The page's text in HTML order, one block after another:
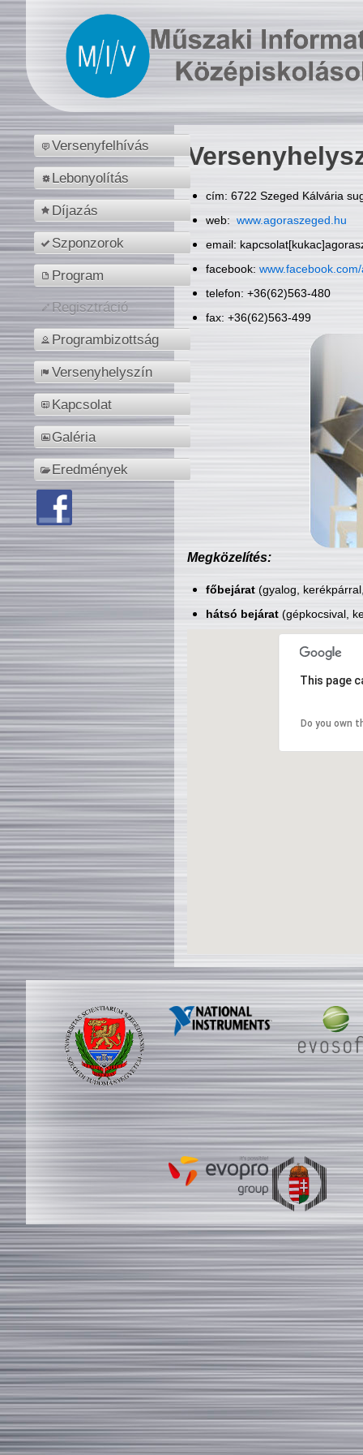
Versenyfelhívás
Lebonyolítás
Díjazás
Szponzorok
Program
Regisztráció
Programbizottság
Versenyhelyszín
Kapcsolat
Galéria
Eredmények
cím: 6722 Szeged Kálvária
web: www.agoraszeged.hu
email:
facebook:
telefon: +36(62)563-480
fax: +36(62)563-499
Megközelítés:
főbejárat(gyalog,
hátsó bejárat(gépkocsival,
This page
Do you own